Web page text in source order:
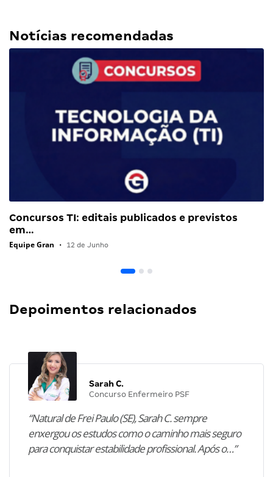
Notícias recomendadas
Concursos TI: editais publicados e previstos
em…
Equipe Gran • 12 de Junho
Depoimentos relacionados
Sarah C.
Concurso Enfermeiro PSF
“Natural de Frei Paulo (SE), Sarah C. sempre
enxergou os estudos como o caminho mais seguro
para conquistar estabilidade profissional. Após o…”